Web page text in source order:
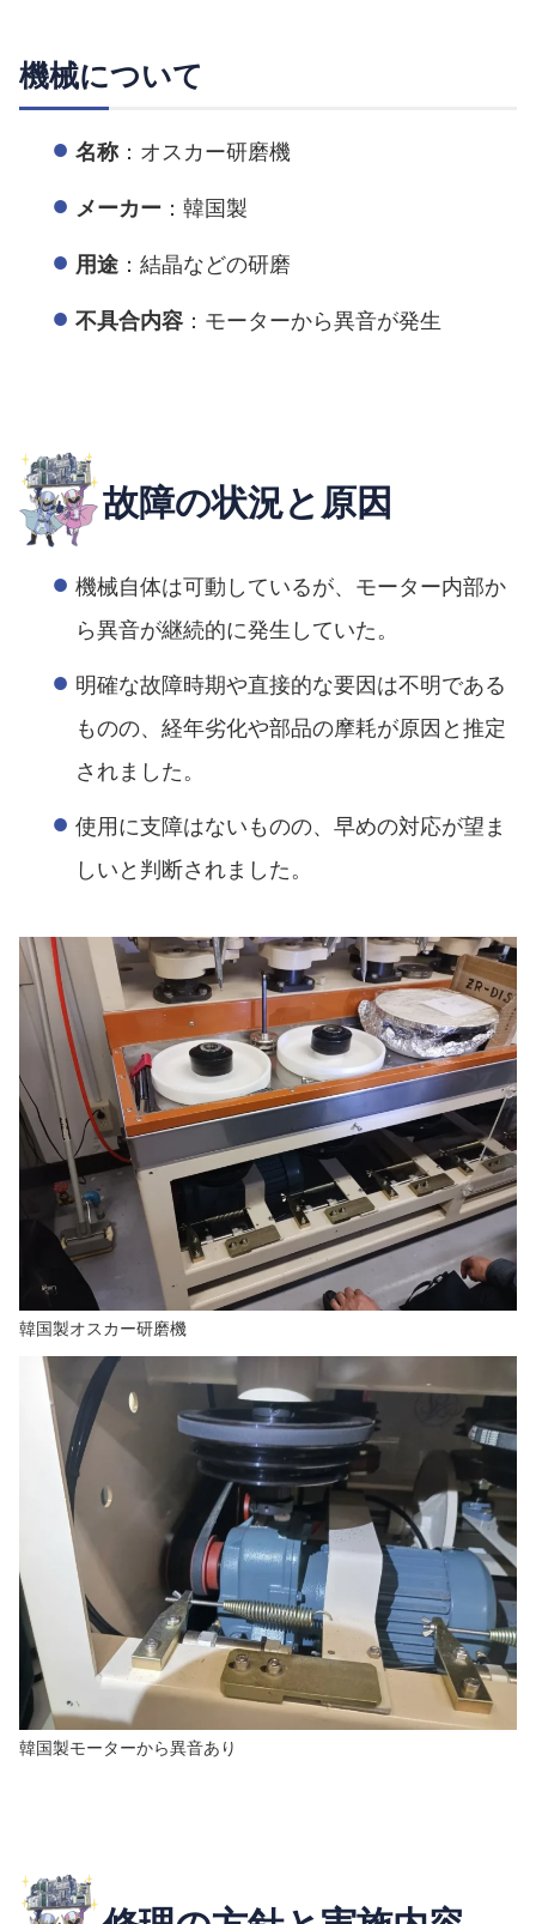
機械について
名称 ：オスカー研磨機
メーカー ：韓国製
用途 ：結晶などの研磨
不具合内容 ：モーターから異音が発生
故障の状況と原因
機械自体は可動しているが、モーター内部か
ら異音が継続的に発生していた。
明確な故障時期や直接的な要因は不明である
ものの、経年劣化や部品の摩耗が原因と推定
されました。
使用に支障はないものの、早めの対応が望ま
しいと判断されました。
韓国製オスカー研磨機
韓国製モーターから異音あり